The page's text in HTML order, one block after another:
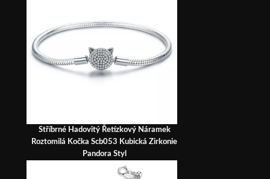
Stříbrné Hadovitý Řetízkový Náramek
Roztomilá Kočka Scb053 Kubická Zirkonie
Pandora Styl